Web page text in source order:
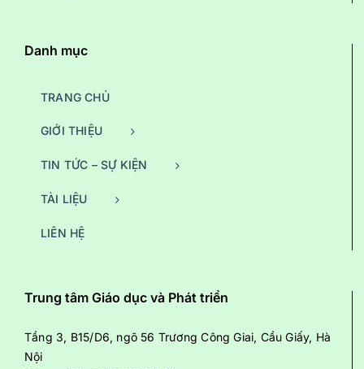
Danh mục
TRANG CHỦ
GIỚI THIỆU
TIN TỨC – SỰ KIỆN
TÀI LIỆU
LIÊN HỆ
Trung tâm Giáo dục và Phát triển
Tầng 3, B15/D6, ngõ 56 Trương Công Giai, Cầu Giấy, Hà
Nội